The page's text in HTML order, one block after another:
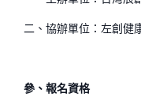
二、協辦單位：左創健
參、報名資格